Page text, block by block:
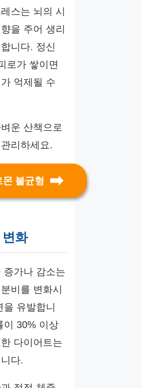
스는 뇌의 시
을 주어 생리
니다. 정신
로가 쌓이면
억제될 수
운 산책으로
리하세요.
몬 불균형
화
증가나 감소는
비를 변화시
유발합니
이 30% 이상
다이어트는
다.